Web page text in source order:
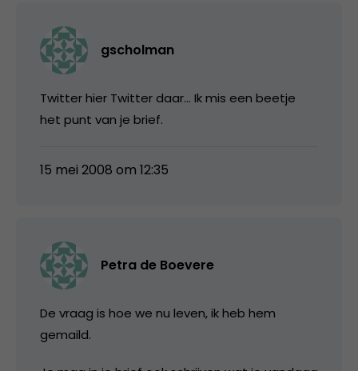
gscholman
Twitter hier Twitter daar… Ik mis een beetje
het punt van je brief.
15 mei 2008 om 12:35
Petra de Boevere
De vraag is hoe we nu leven, ik heb hem
gemaild.